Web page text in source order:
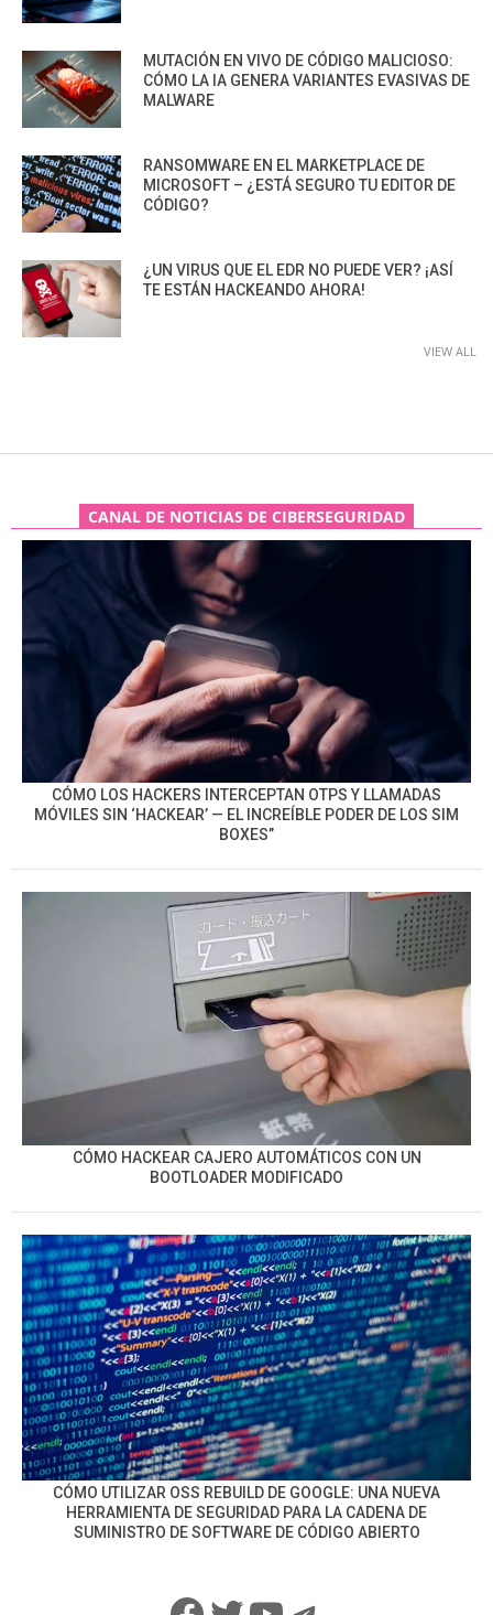
MUTACIÓN EN VIVO DE CÓDIGO MALICIOSO:
CÓMO LA IA GENERA VARIANTES EVASIVAS DE
MALWARE
RANSOMWARE EN EL MARKETPLACE DE
MICROSOFT – ¿ESTÁ SEGURO TU EDITOR DE
CÓDIGO?
¿UN VIRUS QUE EL EDR NO PUEDE VER? ¡ASÍ
TE ESTÁN HACKEANDO AHORA!
VIEW ALL
CANAL DE NOTICIAS DE CIBERSEGURIDAD
CÓMO LOS HACKERS INTERCEPTAN OTPS Y LLAMADAS
MÓVILES SIN ‘HACKEAR’ — EL INCREÍBLE PODER DE LOS SIM
BOXES”
CÓMO HACKEAR CAJERO AUTOMÁTICOS CON UN
BOOTLOADER MODIFICADO
CÓMO UTILIZAR OSS REBUILD DE GOOGLE: UNA NUEVA
HERRAMIENTA DE SEGURIDAD PARA LA CADENA DE
SUMINISTRO DE SOFTWARE DE CÓDIGO ABIERTO